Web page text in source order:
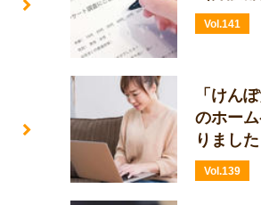
Vol.141
「けん
のホー
りました
Vol.139